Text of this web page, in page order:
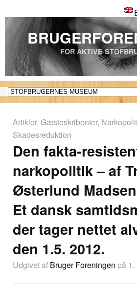
FOR AKTIVE
Artikler, Gæsteskribenter,
Skadesreduktion
Den fakta-
narkopolitik – af
Østerlund
Et dansk
der tager nettet
den 1.5. 2012.
Udgivet af Bruger Foreningen på